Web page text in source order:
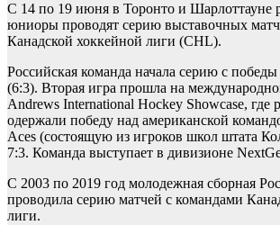
С 14 по 19 июня в Торонто и Шарлоттауне
юниоры проводят серию выставочных
Канадской хоккейной лиги (CHL).
Российская команда начала серию с
(6:3). Вторая игра прошла на
Andrews International Hockey Showcase, где
одержали победу над американской
Aces (состоящую из игроков школ штата
7:3. Команда выступает в дивизионе
С 2003 по 2019 год молодежная сборная
проводила серию матчей с командами
лиги.